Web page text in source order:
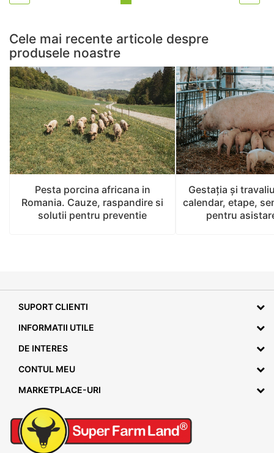
Cele mai recente articole despre
produsele noastre
Pesta porcina africana in
Romania. Cauze, raspandire si
solutii pentru preventie
Gestaţia și
calendar, etape,
pentru
SUPORT CLIENTI
INFORMATII UTILE
DE INTERES
CONTUL MEU
MARKETPLACE-URI